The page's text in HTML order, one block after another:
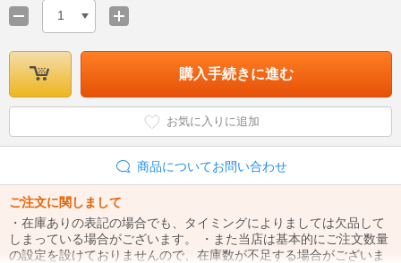
1
購入手続きに進む
お気に入りに追加
商品についてお問い合わせ
ご注文に関しまして
・在庫ありの表記の場合でも、タイミングによりましては欠品して
しまっている場合がございます。 ・また当店は基本的にご注文数量
の設定を設けておりませんので、在庫数が不足する場合がございま